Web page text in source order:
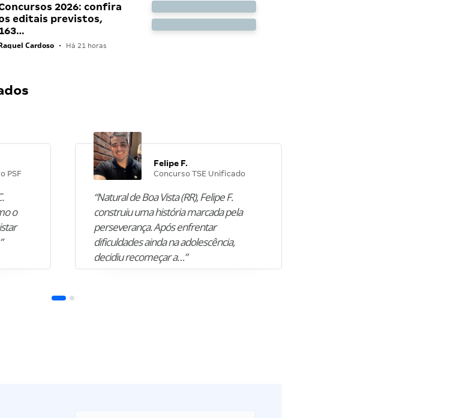
2026: confira
editais previstos,
Cardoso • Há 21 horas
PSF
o
Felipe F.
Concurso TSE Unificado
“Natural de Boa Vista (RR), Felipe F.
construiu uma história marcada pela
perseverança. Após enfrentar
dificuldades ainda na adolescência,
decidiu recomeçar a…”